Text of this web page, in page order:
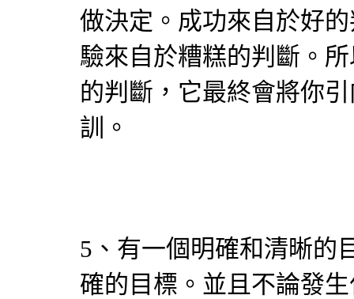
做決定。成功來自於好
驗來自於糟糕的判斷。
的判斷，它最終會將你
訓。
5、有一個明確和清晰的
確的目標。並且不論發